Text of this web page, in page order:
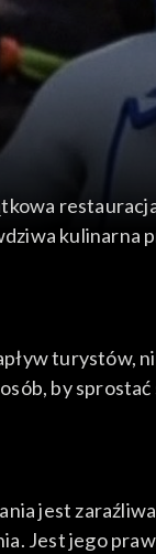
kulinarna
turystów,
by sprostać
jest
Jest jego